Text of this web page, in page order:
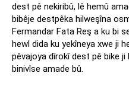
dest pê nekiribû, lê hemû
bibêje destpêka hilweşîna
Fermandar Fata Reş a ku bi
hewl dida ku yekîneya xwe ji
pêvajoya dîrokî dest pê bike
binivîse amade bû.